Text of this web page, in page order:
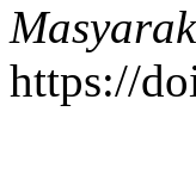
https://